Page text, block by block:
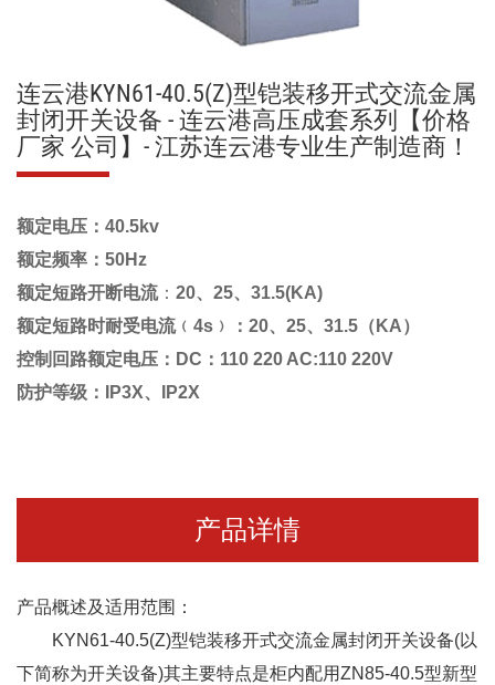
连云港KYN61-40.5(Z)型铠装移开式交流金属
封闭开关设备 - 连云港高压成套系列【价格
厂家 公司】- 江苏连云港专业生产制造商！
额定电压：40.5kv
额定频率：50Hz
额定短路开断电流： 20、25、31.5(KA)
额定短路时耐受电流﹙4s﹚：20、25、31.5（KA）
控制回路额定电压：DC：110 220 AC:110 220V
防护等级：IP3X、IP2X
产品详情
产品概述及适用范围：
KYN61-40.5(Z)型铠装移开式交流金属封闭开关设备(以
下简称为开关设备)其主要特点是柜内配用ZN85-40.5型新型